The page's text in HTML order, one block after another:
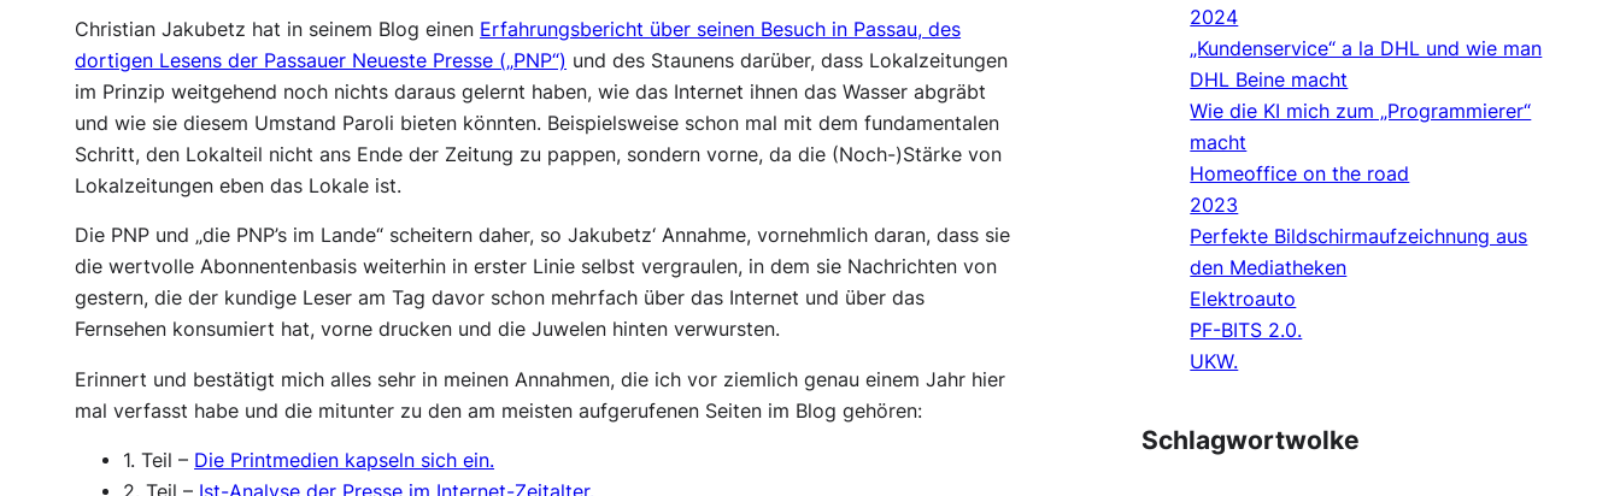
Christian Jakubetz hat in seinem Blog einen Erfahrungsbericht über seinen Besuch in Passau, des
dortigen Lesens der Passauer Neueste Presse („PNP“) und des Staunens darüber, dass Lokalzeitungen
im Prinzip weitgehend noch nichts daraus gelernt haben, wie das Internet ihnen das Wasser abgräbt
und wie sie diesem Umstand Paroli bieten könnten. Beispielsweise schon mal mit dem fundamentalen
Schritt, den Lokalteil nicht ans Ende der Zeitung zu pappen, sondern vorne, da die (Noch-)Stärke von
Lokalzeitungen eben das Lokale ist.
Die PNP und „die PNP’s im Lande“ scheitern daher, so Jakubetz‘ Annahme, vornehmlich daran, dass sie
die wertvolle Abonnentenbasis weiterhin in erster Linie selbst vergraulen, in dem sie Nachrichten von
gestern, die der kundige Leser am Tag davor schon mehrfach über das Internet und über das
Fernsehen konsumiert hat, vorne drucken und die Juwelen hinten verwursten.
Erinnert und bestätigt mich alles sehr in meinen Annahmen, die ich vor ziemlich genau einem Jahr hier
mal verfasst habe und die mitunter zu den am meisten aufgerufenen Seiten im Blog gehören:
1. Teil – Die Printmedien kapseln sich ein.
2024
„Kundenservice“ a la DHL und wie man
DHL Beine macht
Wie die KI mich zum „Programmierer“
macht
Homeoffice on the road
2023
Perfekte Bildschirmaufzeichnung aus
den Mediatheken
Elektroauto
PF-BITS 2.0.
UKW.
Schlagwortwolke